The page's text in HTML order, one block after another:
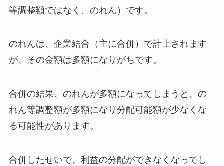
等調整額ではなく、のれん） です。
のれんは、企業結合（主に合併）で計上されます
が、 その金額は多額になりがちです。
合併の結果、のれんが多額になってしまうと、 の
れん等調整額が多額になり分配可能額が少なくな
る可能性があります。
合併したせいで、利益の分配ができなくなってし